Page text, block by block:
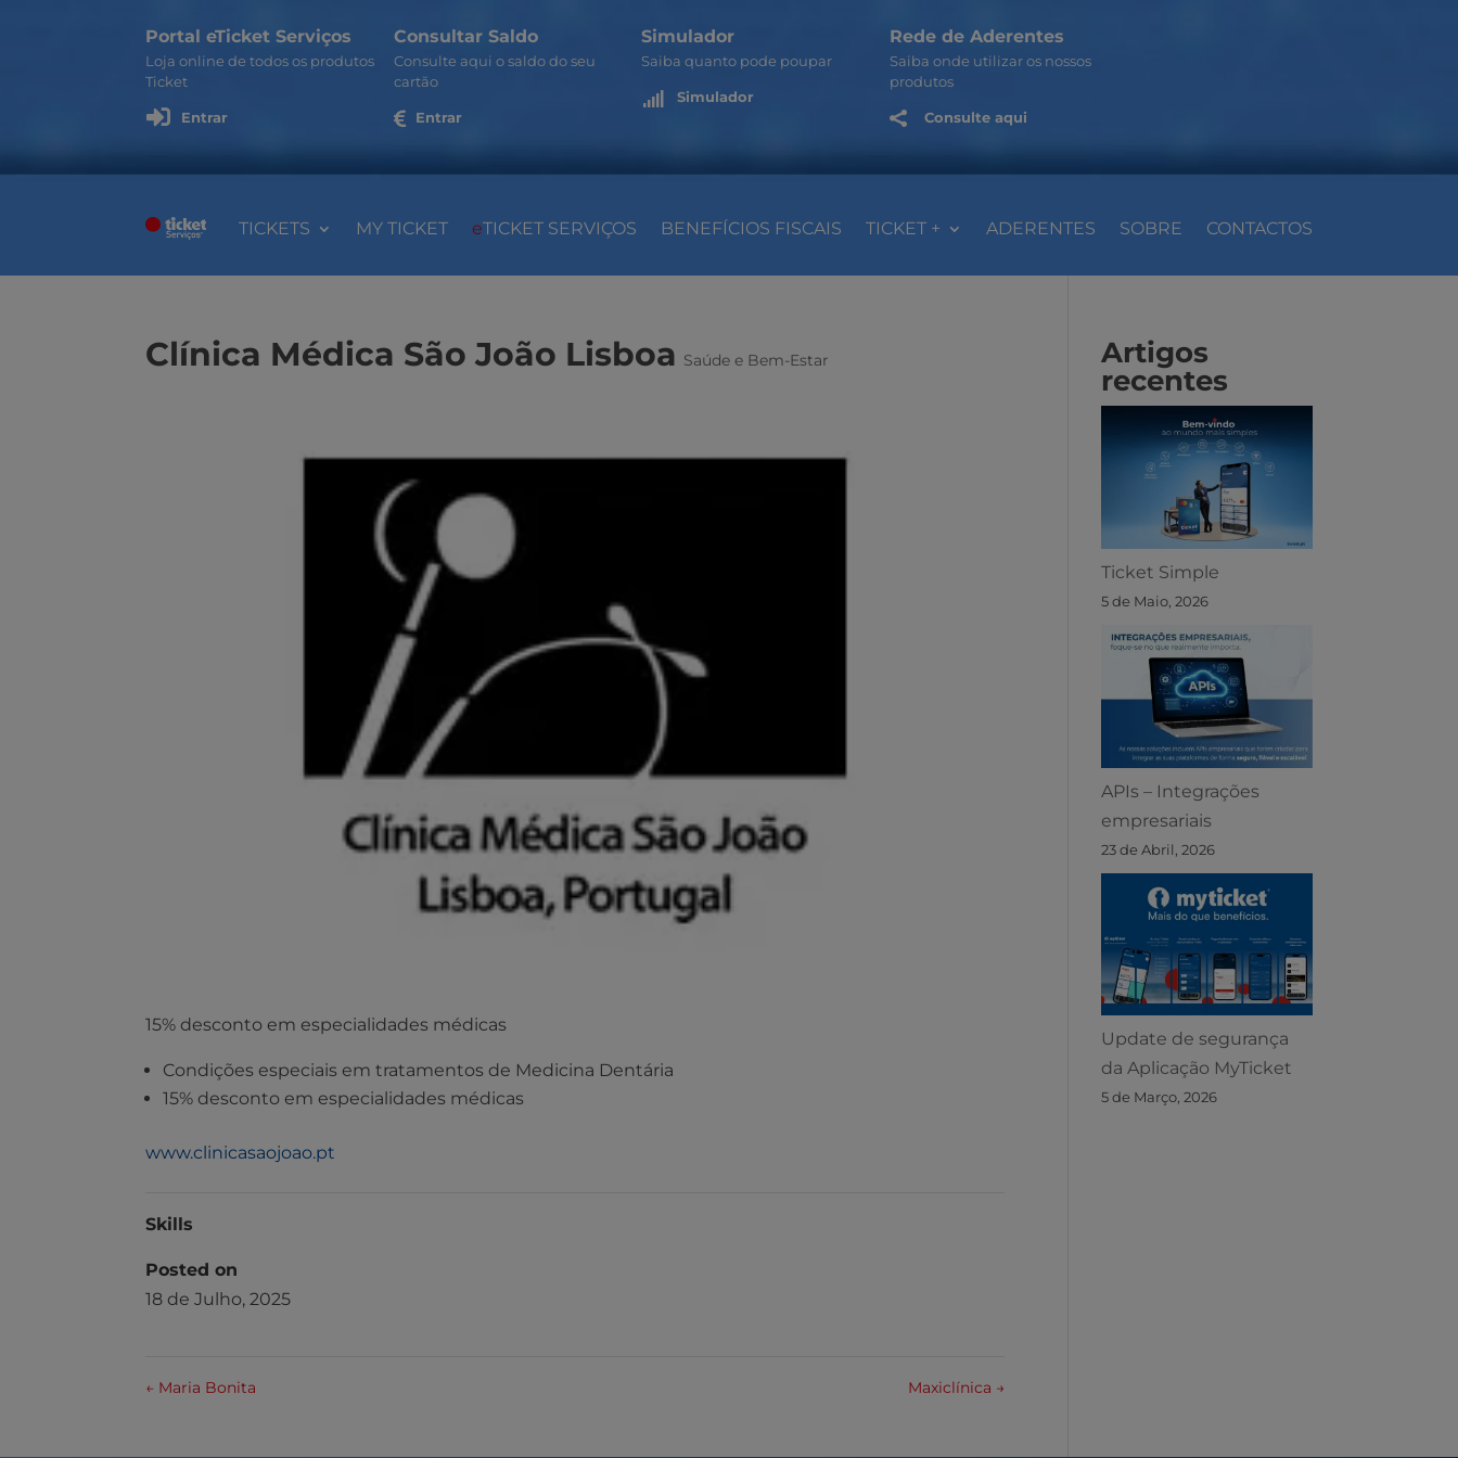
Portal eTicket Serviços
Loja online de todos os produtos
Ticket
 Entrar
Consultar Saldo
Consulte aqui o saldo do seu
cartão
 Entrar
Simulador
Saiba quanto pode poupar
 Simulador
Rede de Aderentes
Saiba onde utilizar os nossos
produtos
 Consulte aqui
TICKETS MY TICKET eTICKET SERVIÇOS BENEFÍCIOS FISCAIS TICKET + ADERENTES SOBRE CONTACTOS
Clínica Médica São João Lisboa Saúde e Bem-Estar
15% desconto em especialidades médicas
Condições especiais em tratamentos de Medicina Dentária
15% desconto em especialidades médicas
www.clinicasaojoao.pt
Skills
Posted on
18 de Julho, 2025
← Maria Bonita Maxiclínica →
Artigos
recentes
Ticket Simple
5 de Maio, 2026
APIs – Integrações
empresariais
23 de Abril, 2026
Update de segurança
da Aplicação MyTicket
5 de Março, 2026